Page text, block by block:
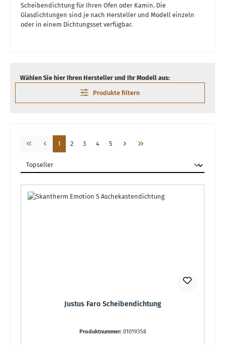
Scheibendichtung für Ihren Ofen oder Kamin. Die
Glasdichtungen sind je nach Hersteller und Modell einzeln
oder in einem Dichtungsset verfügbar.
Wählen Sie hier Ihren Hersteller und Ihr Modell aus:
Produkte filtern
Seite
1 Seite
2 Seite
3 Seite
4 Seite
5
Justus Faro Scheibendichtung
Produktnummer: 01019358